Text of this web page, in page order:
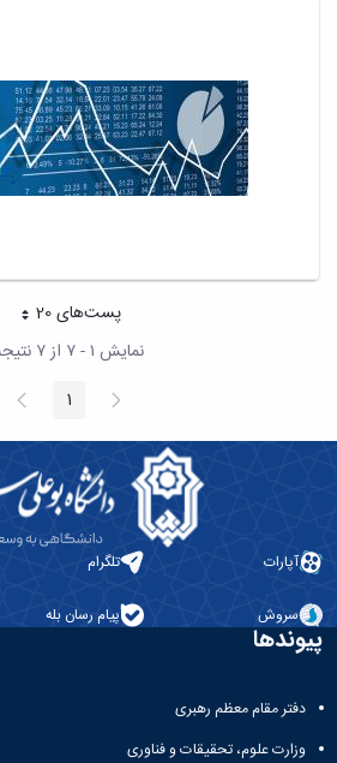
پست‌‌های 20هر صفحه
نمایش ۱ - ۷ از ۷ نتیجه
پیغام
قبلی صفحه1 صفحه
بعد
آپارات تلگرام
سروش پیام رسان بله
پیوندها
دفتر مقام معظم رهبری
وزارت علوم، تحقیقات و فناوری